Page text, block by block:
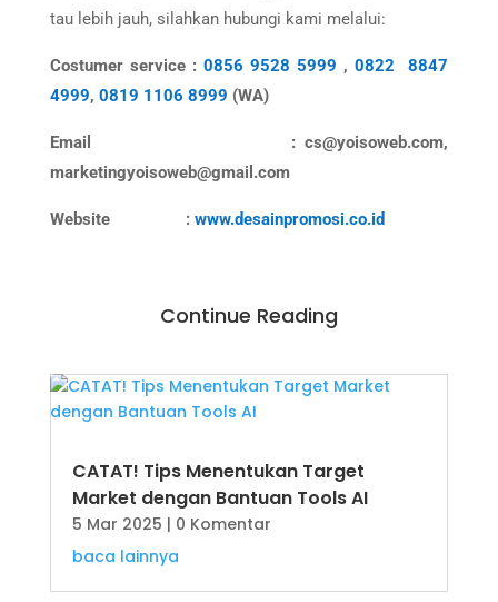
tau lebih jauh, silahkan hubungi kami melalui:
Costumer service : 0856 9528 5999 ,0822 8847
4999, 0819 1106 8999 (WA)
Email : cs@yoisoweb.com,
marketingyoisoweb@gmail.com
Website : www.desainpromosi.co.id
Continue Reading
CATAT! Tips Menentukan Target
Market dengan Bantuan Tools AI
5 Mar 2025 | 0 Komentar
baca lainnya